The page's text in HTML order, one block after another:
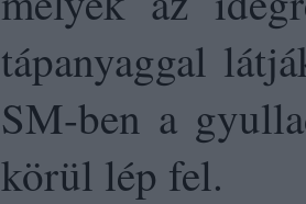
tápanyaggal
SM-ben a
körül lép fel.